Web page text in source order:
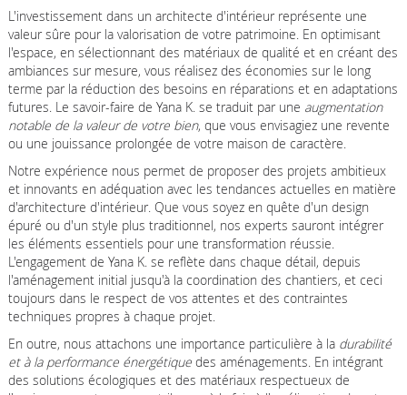
L'investissement dans un architecte d'intérieur représente une
valeur sûre pour la valorisation de votre patrimoine. En optimisant
l'espace, en sélectionnant des matériaux de qualité et en créant des
ambiances sur mesure, vous réalisez des économies sur le long
terme par la réduction des besoins en réparations et en adaptations
futures. Le savoir-faire de Yana K. se traduit par une augmentation
notable de la valeur de votre bien, que vous envisagiez une revente
ou une jouissance prolongée de votre maison de caractère.
Notre expérience nous permet de proposer des projets ambitieux
et innovants en adéquation avec les tendances actuelles en matière
d'architecture d'intérieur. Que vous soyez en quête d'un design
épuré ou d'un style plus traditionnel, nos experts sauront intégrer
les éléments essentiels pour une transformation réussie.
L'engagement de Yana K. se reflète dans chaque détail, depuis
l'aménagement initial jusqu'à la coordination des chantiers, et ceci
toujours dans le respect de vos attentes et des contraintes
techniques propres à chaque projet.
En outre, nous attachons une importance particulière à la durabilité
et à la performance énergétiquedes aménagements. En intégrant
des solutions écologiques et des matériaux respectueux de